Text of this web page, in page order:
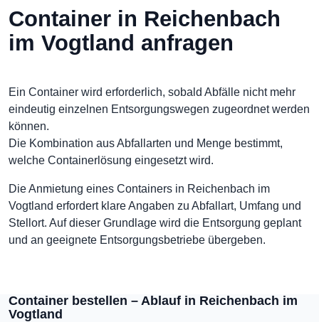
Container in Reichenbach
im Vogtland anfragen
Ein Container wird erforderlich, sobald Abfälle nicht mehr
eindeutig einzelnen Entsorgungswegen zugeordnet werden
können.
Die Kombination aus Abfallarten und Menge bestimmt,
welche Containerlösung eingesetzt wird.
Die Anmietung eines Containers in Reichenbach im
Vogtland erfordert klare Angaben zu Abfallart, Umfang und
Stellort. Auf dieser Grundlage wird die Entsorgung geplant
und an geeignete Entsorgungsbetriebe übergeben.
Container bestellen – Ablauf in Reichenbach im
Vogtland